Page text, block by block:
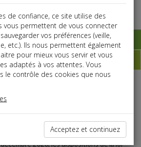
MARCHÉS PUBLICS
2020, les dispositions de la loi
de confiance, ce site utilise des
vous permettent de vous connecter
vos préférences (veille,
etc.). Ils nous permettent également
pour mieux vous servir et vous
adaptés à vos attentes. Vous
le contrôle des cookies que nous
Acceptez et continuez